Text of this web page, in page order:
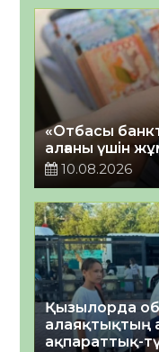
«Отбасы
алғаны үшін
10.08.2026
Қызылорда
алаяқтықтың
ақпараттық-